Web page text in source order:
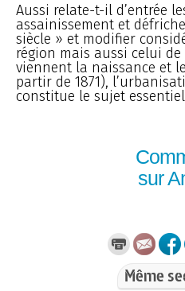
Aussi relate-t-il d’entrée
assainissement et
siècle » et modifier
région mais aussi celui de
viennent la naissance et
partir de 1871),
constitue le sujet
sur
Même